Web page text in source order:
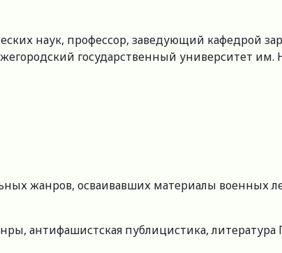
наук, профессор, заведующий кафедрой
государственный университет им.
жанров, осваивавших материалы военных
антифашистская публицистика, литература